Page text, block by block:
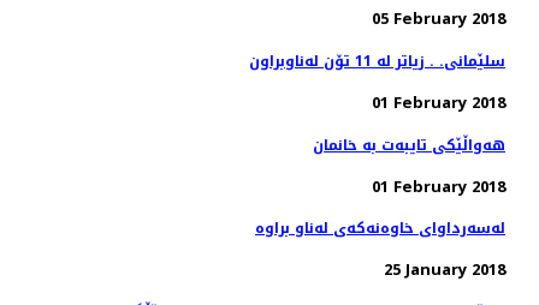
05 February 2018
سلێمانی. . زیاتر له‌ 11 تۆن له‌ناوبراون
01 February 2018
هه‌واڵێكی تایبه‌ت به‌ خانمان
01 February 2018
25 January 2018